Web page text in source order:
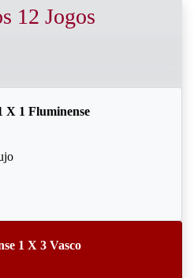
12 Jogos
X 1 Fluminense
1 X 3 Vasco